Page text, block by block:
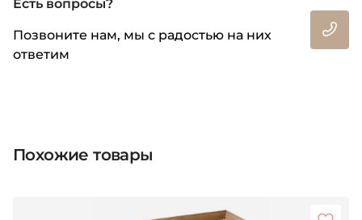
Есть вопросы?
Позвоните нам, мы с радостью на них
ответим
Похожие товары